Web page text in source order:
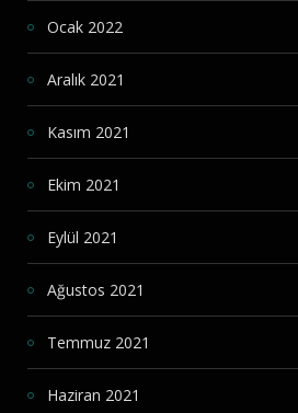
Ocak 2022
Aralık 2021
Kasım 2021
Ekim 2021
Eylül 2021
Ağustos 2021
Temmuz 2021
Haziran 2021